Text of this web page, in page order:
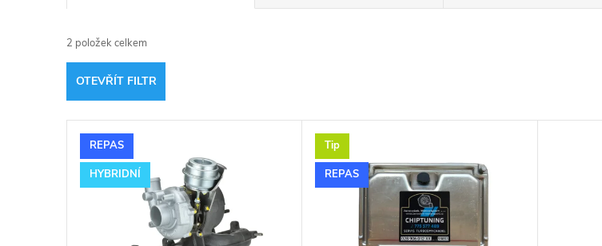
a
z
e
n
2 položek celkem
OTEVŘÍT FILTR
V
ý
REPAS
HYBRIDNÍ
Tip
REPAS